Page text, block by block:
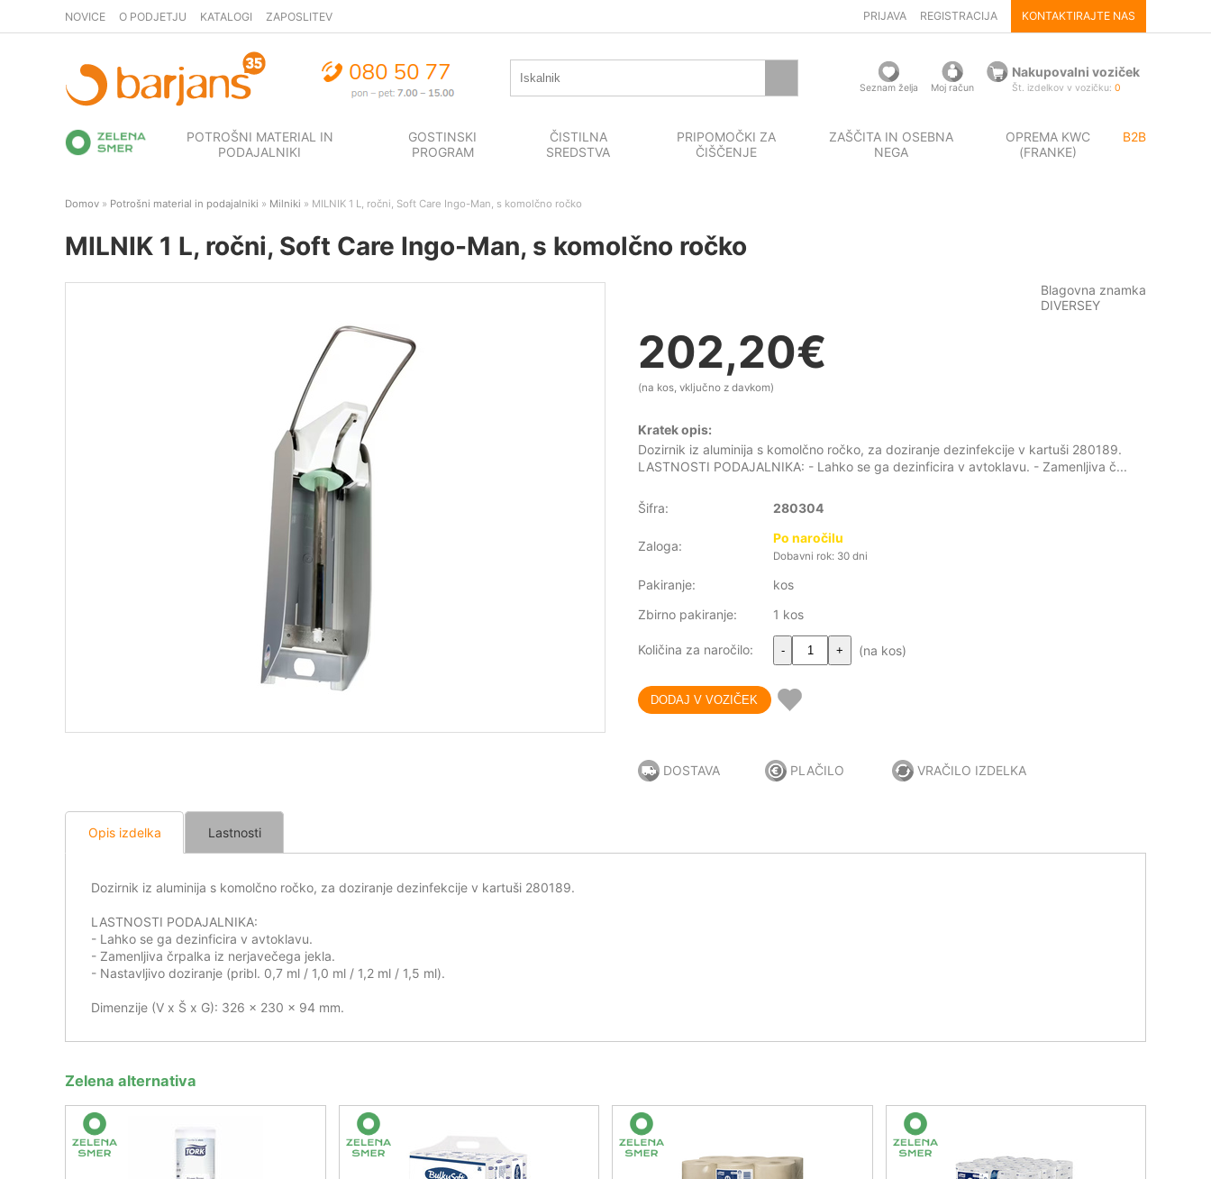
NOVICE O PODJETJU KATALOGI ZAPOSLITEV PRIJAVA REGISTRACIJA KONTAKTIRAJTE NAS
Seznam želja Moj račun
Nakupovalni voziček
Št. izdelkov v vozičku: 0
POTROŠNI MATERIAL IN
PODAJALNIKI
GOSTINSKI
PROGRAM
ČISTILNA
SREDSTVA
PRIPOMOČKI ZA
ČIŠČENJE
ZAŠČITA IN OSEBNA
NEGA
OPREMA KWC
(FRANKE)
B2B
Domov » Potrošni material in podajalniki » Milniki » MILNIK 1 L, ročni, Soft Care Ingo-Man, s komolčno ročko
MILNIK 1 L, ročni, Soft Care Ingo-Man, s komolčno ročko
Blagovna znamka
DIVERSEY
202,20€
(na kos, vključno z davkom)
Kratek opis:
Dozirnik iz aluminija s komolčno ročko, za doziranje dezinfekcije v kartuši 280189.
LASTNOSTI PODAJALNIKA: - Lahko se ga dezinficira v avtoklavu. - Zamenljiva č...
Šifra: 280304
Zaloga:
Po naročilu
Dobavni rok: 30 dni
Pakiranje:
kos
Zbirno pakiranje:
1 kos
Količina za naročilo: - + (na kos)
DOSTAVA PLAČILO VRAČILO IZDELKA
Opis izdelka Lastnosti
Dozirnik iz aluminija s komolčno ročko, za doziranje dezinfekcije v kartuši 280189.
LASTNOSTI PODAJALNIKA:
- Lahko se ga dezinficira v avtoklavu.
- Zamenljiva črpalka iz nerjavečega jekla.
- Nastavljivo doziranje (pribl. 0,7 ml / 1,0 ml / 1,2 ml / 1,5 ml).
Dimenzije (V x Š x G): 326 x 230 x 94 mm.
Zelena alternativa